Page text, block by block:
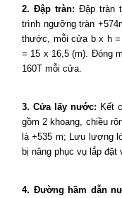
2. Đập tràn: Đập tràn
trình ngưỡng tràn
thước, mỗi cửa b x h =
= 15 x 16,5 (m). Đóng
160T mỗi cửa.
3. Cửa lấy nước: Kết
gồm 2 khoang, chiều
là +535 m; Lưu lượng
bị nâng phục vụ lắp đặt
4. Đường hầm dẫn